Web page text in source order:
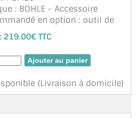
: BOHLE - Accessoire
en option : outil de
ref. BO60HAX52. 1m25
Bohle pour 2 portes en
coulissantes (vitrine).
6mm. Verre sécurit non
219.00€ TTC
(Livraison à domicile)